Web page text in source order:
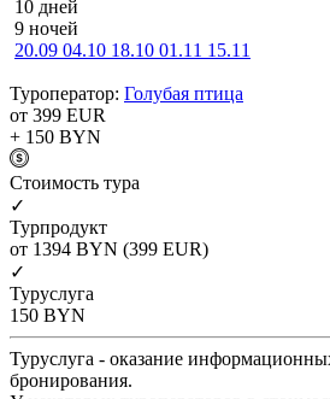
10 дней
9 ночей
20.09 04.10 18.10 01.11 15.11
Туроператор: Голубая птица
от 399 EUR
+ 150 BYN
Cтоимость тура
✓
Турпродукт
от 1394 BYN (399 EUR)
✓
Туруслуга
150 BYN
Туруслуга - оказание
бронирования.